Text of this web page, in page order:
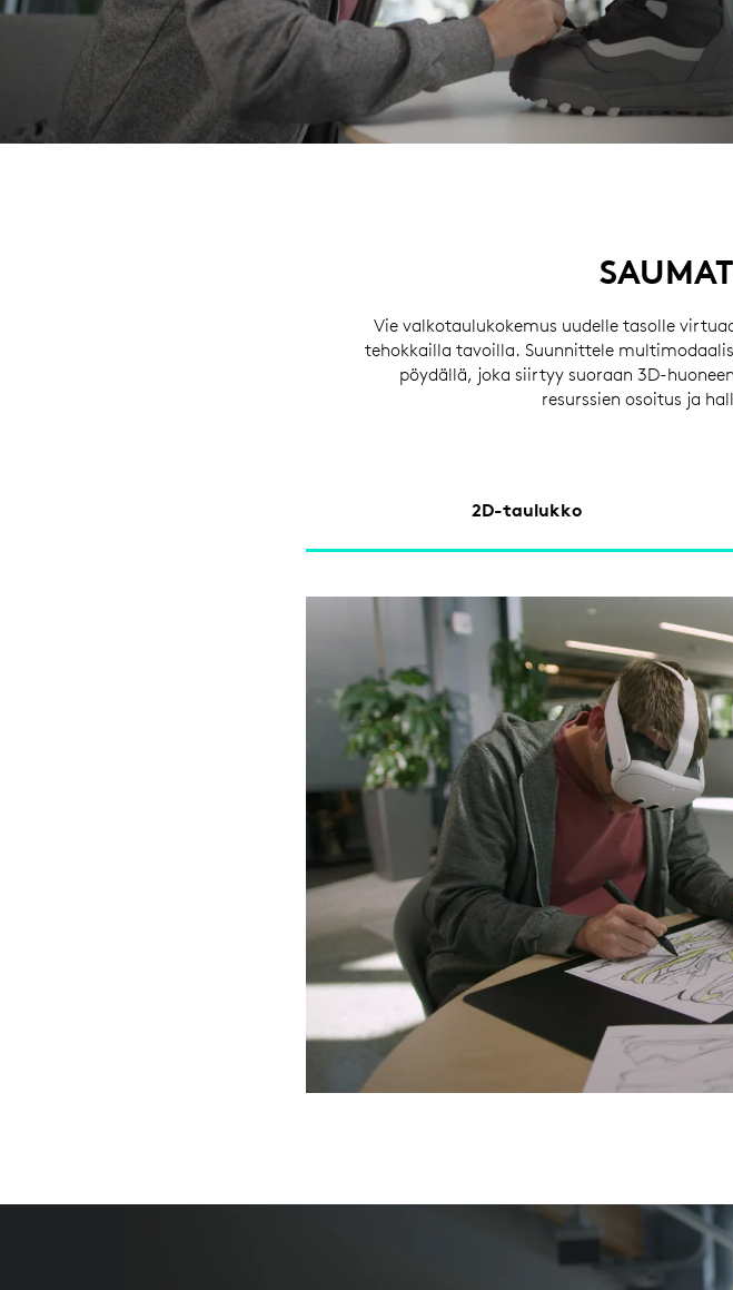
Vie valkotaulukokemus uudelle tasolle
tehokkailla tavoilla. Suunnittele
pöydällä, joka siirtyy suoraan 3D-
resurssien osoitus ja
2D-taulukko